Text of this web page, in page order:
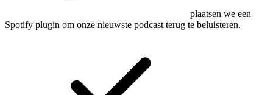
plaatsen we een
Spotify plugin om onze nieuwste podcast terug te beluisteren.